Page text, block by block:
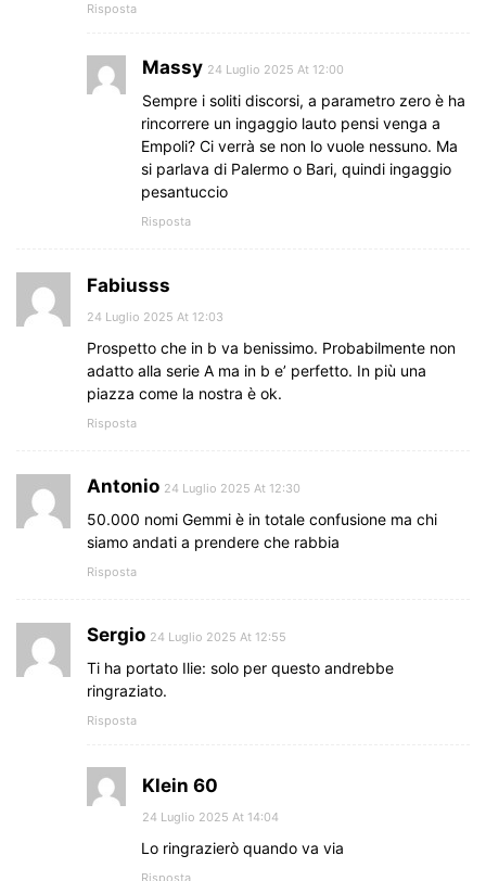
Risposta
Massy 24 Luglio 2025 At 12:00
Sempre i soliti discorsi, a parametro zero è ha
rincorrere un ingaggio lauto pensi venga a
Empoli? Ci verrà se non lo vuole nessuno. Ma
si parlava di Palermo o Bari, quindi ingaggio
pesantuccio
Risposta
Fabiusss
24 Luglio 2025 At 12:03
Prospetto che in b va benissimo. Probabilmente non
adatto alla serie A ma in b e’ perfetto. In più una
piazza come la nostra è ok.
Risposta
Antonio 24 Luglio 2025 At 12:30
50.000 nomi Gemmi è in totale confusione ma chi
siamo andati a prendere che rabbia
Risposta
Sergio 24 Luglio 2025 At 12:55
Ti ha portato Ilie: solo per questo andrebbe
ringraziato.
Risposta
Klein 60
24 Luglio 2025 At 14:04
Lo ringrazierò quando va via
Risposta